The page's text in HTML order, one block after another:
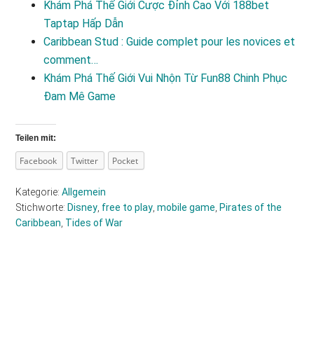
Khám Phá Thế Giới Cược Đỉnh Cao Với 188bet
Taptap Hấp Dẫn
Caribbean Stud : Guide complet pour les novices et
comment…
Khám Phá Thế Giới Vui Nhộn Từ Fun88 Chinh Phục
Đam Mê Game
Teilen mit:
Facebook Twitter Pocket
Kategorie:Allgemein
Stichworte: Disney free to play ,mobile game Pirates of the
Caribbean Tides of War